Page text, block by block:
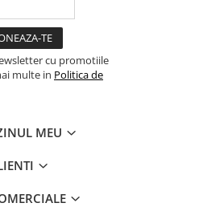
cu promotiile
multe in Politica de
MEU